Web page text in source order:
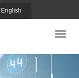
English
Toggle